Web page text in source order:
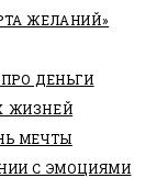
ЖЕЛАНИЙ»
ДЕНЬГИ
ЖИЗНЕЙ
МЕЧТЫ
С ЭМОЦИЯМИ